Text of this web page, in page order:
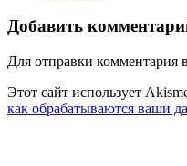
Добавить
Для отправки комментария
Этот сайт использует
как обрабатываются ваши